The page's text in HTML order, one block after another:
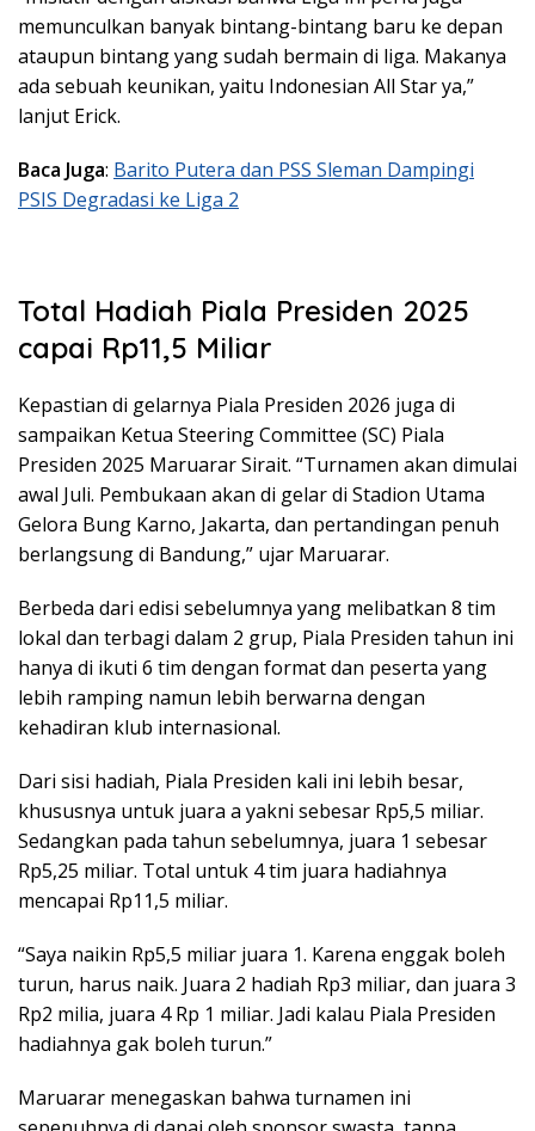
memunculkan banyak bintang-bintang baru ke depan
ataupun bintang yang sudah bermain di liga. Makanya
ada sebuah keunikan, yaitu Indonesian All Star ya,”
lanjut Erick.
Baca Juga: Barito Putera dan PSS Sleman Dampingi
PSIS Degradasi ke Liga 2
Total Hadiah Piala Presiden 2025
capai Rp11,5 Miliar
Kepastian di gelarnya Piala Presiden 2026 juga di
sampaikan Ketua Steering Committee (SC) Piala
Presiden 2025 Maruarar Sirait. “Turnamen akan dimulai
awal Juli. Pembukaan akan di gelar di Stadion Utama
Gelora Bung Karno, Jakarta, dan pertandingan penuh
berlangsung di Bandung,” ujar Maruarar.
Berbeda dari edisi sebelumnya yang melibatkan 8 tim
lokal dan terbagi dalam 2 grup, Piala Presiden tahun ini
hanya di ikuti 6 tim dengan format dan peserta yang
lebih ramping namun lebih berwarna dengan
kehadiran klub internasional.
Dari sisi hadiah, Piala Presiden kali ini lebih besar,
khususnya untuk juara a yakni sebesar Rp5,5 miliar.
Sedangkan pada tahun sebelumnya, juara 1 sebesar
Rp5,25 miliar. Total untuk 4 tim juara hadiahnya
mencapai Rp11,5 miliar.
“Saya naikin Rp5,5 miliar juara 1. Karena enggak boleh
turun, harus naik. Juara 2 hadiah Rp3 miliar, dan juara 3
Rp2 milia, juara 4 Rp 1 miliar. Jadi kalau Piala Presiden
hadiahnya gak boleh turun.”
Maruarar menegaskan bahwa turnamen ini